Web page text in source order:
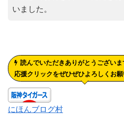
いました。
読んでいただきありがとうございま
応援クリックをぜひぜひよろしくお願
にほんブログ村